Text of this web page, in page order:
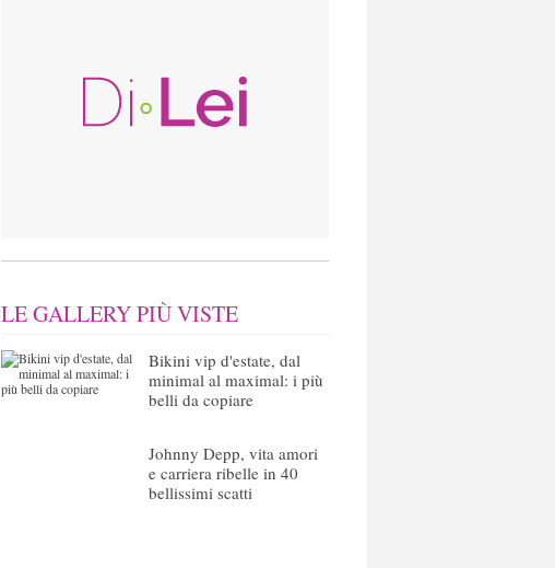
LE GALLERY PIÙ VISTE
Bikini vip d'estate, dal
minimal al maximal: i più
belli da copiare
Johnny Depp, vita amori
e carriera ribelle in 40
bellissimi scatti